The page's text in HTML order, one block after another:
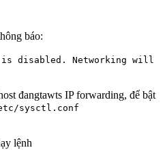
báo:
is disabled. Networking will
đangtawts IP forwarding, để bật
sysctl.conf
lệnh